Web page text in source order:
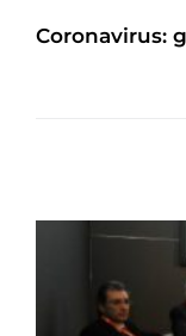
Coronavirus: